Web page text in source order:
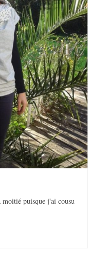
moitié puisque j'ai cousu